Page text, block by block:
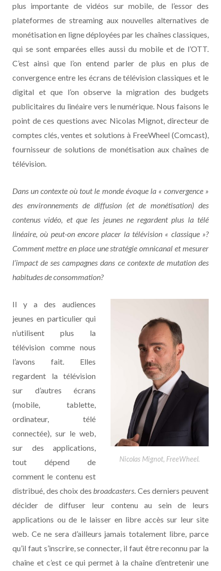
plus importante de vidéos sur mobile, de l’essor des
plateformes de streaming aux nouvelles alternatives de
monétisation en ligne déployées par les chaînes classiques,
qui se sont emparées elles aussi du mobile et de l’OTT.
C’est ainsi que l’on entend parler de plus en plus de
convergence entre les écrans de télévision classiques et le
digital et que l’on observe la migration des budgets
publicitaires du linéaire vers le numérique. Nous faisons le
point de ces questions avec Nicolas Mignot, directeur de
comptes clés, ventes et solutions à FreeWheel (Comcast),
fournisseur de solutions de monétisation aux chaînes de
télévision.
Dans un contexte où tout le monde évoque la « convergence »
des environnements de diffusion (et de monétisation) des
contenus vidéo, et que les jeunes ne regardent plus la télé
linéaire, où peut-on encore placer la télévision « classique »?
Comment mettre en place une stratégie omnicanal et mesurer
l’impact de ses campagnes dans ce contexte de mutation des
habitudes de consommation?
Nicolas Mignot, FreeWheel.
Il y a des audiences
jeunes en particulier qui
n’utilisent plus la
télévision comme nous
l’avons fait. Elles
regardent la télévision
sur d’autres écrans
(mobile, tablette,
ordinateur, télé
connectée), sur le web,
sur des applications,
tout dépend de
comment le contenu est
distribué, des choix des broadcasters . Ces derniers peuvent
décider de diffuser leur contenu au sein de leurs
applications ou de le laisser en libre accès sur leur site
web. Ce ne sera d’ailleurs jamais totalement libre, parce
qu’il faut s’inscrire, se connecter, il faut être reconnu par la
chaîne et c’est ce qui permet à la chaîne d’entretenir une